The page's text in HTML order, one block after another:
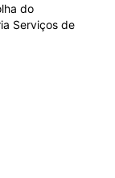
do
Serviços de